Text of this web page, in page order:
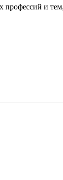
профессий и